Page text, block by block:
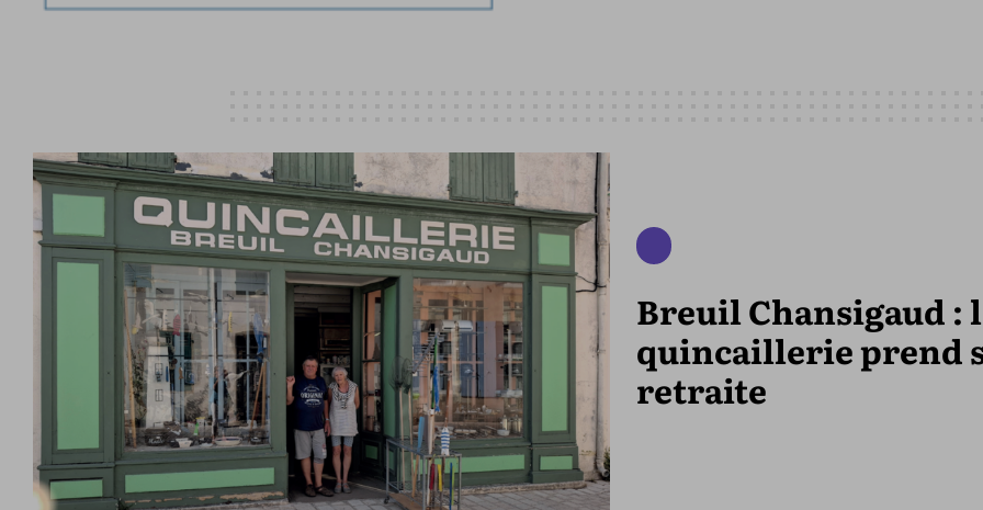
Breuil Chansigaud :
quincaillerie prend
retraite